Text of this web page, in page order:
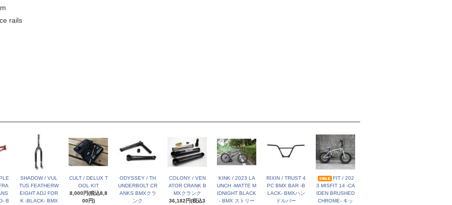
rails
B
SHADOW / VUL
TUS FEATHERW
EIGHT ADJ FOR
K -BLACK- BMX
CULT / DELUX T
OOL KIT
8,000円(税込8,8
00円)
ODYSSEY / TH
UNDERBOLT CR
ANKS BMXクラ
ンク
COLONY / VEN
ATOR CRANK B
MXクランク
36,182円(税込3
KINK / 2023 LA
UNCH -MATTE M
IDNIGHT BLACK
- BMX ストリー
RIXIN / TRUST 4
PC BMX BAR -B
LACK- BMXハン
ドルバー
FIT / 202
3 MISFIT 14 -CA
IDEN BRUSHED
CHROME- キッ